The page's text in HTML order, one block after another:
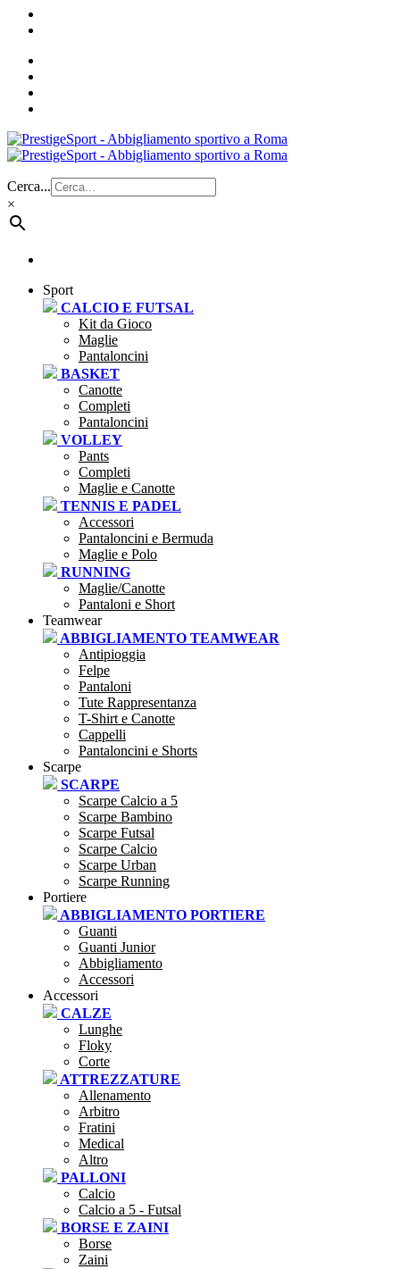
Cerca...
×
Sport
CALCIO E FUTSAL
Kit da Gioco
Maglie
Pantaloncini
BASKET
Canotte
Completi
Pantaloncini
VOLLEY
Pants
Completi
Maglie e Canotte
TENNIS E PADEL
Accessori
Pantaloncini e Bermuda
Maglie e Polo
RUNNING
Maglie/Canotte
Pantaloni e Short
Teamwear
ABBIGLIAMENTO TEAMWEAR
Antipioggia
Felpe
Pantaloni
Tute Rappresentanza
T-Shirt e Canotte
Cappelli
Pantaloncini e Shorts
Scarpe
SCARPE
Scarpe Calcio a 5
Scarpe Bambino
Scarpe Futsal
Scarpe Calcio
Scarpe Urban
Scarpe Running
Portiere
ABBIGLIAMENTO PORTIERE
Guanti
Guanti Junior
Abbigliamento
Accessori
Accessori
CALZE
Lunghe
Floky
Corte
ATTREZZATURE
Allenamento
Arbitro
Fratini
Medical
Altro
PALLONI
Calcio
Calcio a 5 - Futsal
BORSE E ZAINI
Borse
Zaini